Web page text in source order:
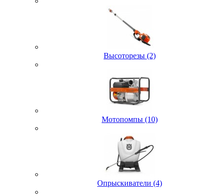
Высоторезы (2)
Мотопомпы (10)
Опрыскиватели (4)